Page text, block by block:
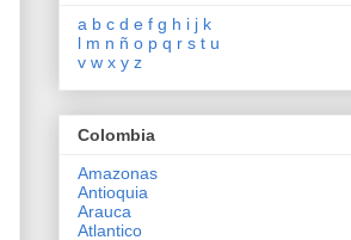
a b c d e f g h i j k
l m n ñ o p q r s t u
v w x y z
Colombia
Amazonas
Antioquia
Arauca
Atlantico